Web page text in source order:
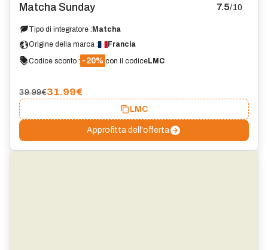
Matcha Sunday
7.5/10
Tipo di integratore :Matcha
Origine della marca :
Francia
Codice sconto : -20% con il codiceLMC
39.99€31.99€
LMC
Approfitta dell'offerta